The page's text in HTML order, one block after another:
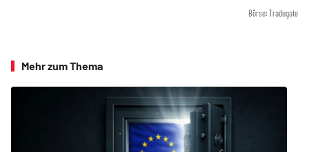
Börse: Tradegate
Mehr zum Thema